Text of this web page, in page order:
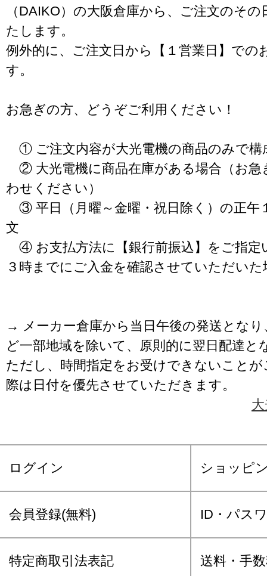
（DAIKO）の大阪倉庫から、ご注文のそ
たします。
例外的に、ご注文日から【１営業日】での
す。
お急ぎの方、どうぞご利用ください！
① ご注文内容が大光電機の商品のみで構
② 大光電機に商品在庫がある場合（お急
わせください）
③ 平日（月曜～金曜・祝日除く）の正午
文
④ お支払方法に【銀行前振込】をご指定
３時までにご入金を確認させていただいた
→ メーカー倉庫から当日午後の発送となり
ど一部地域を除いて、原則的に翌日配達と
ただし、時間指定をお受けできないこと
際は日付を優先させていただきます。
ログイン ショッピ
会員登録(無料) ID・パス
特定商取引法表記 送料・手